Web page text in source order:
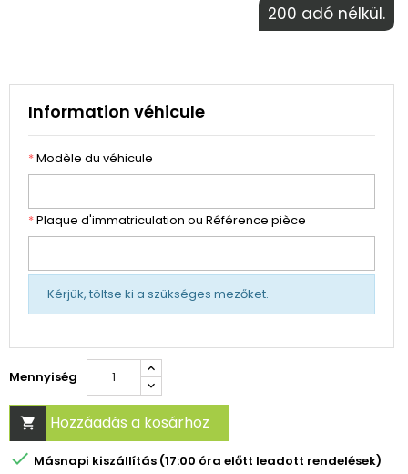
200 adó nélkül.
Information véhicule
*Modèle du véhicule
*Plaque d'immatriculation ou Référence pièce
Kérjük, töltse ki a szükséges mezőket.
Mennyiség
 Hozzáadás a kosárhoz
 Másnapi kiszállítás (17:00 óra előtt leadott rendelések)